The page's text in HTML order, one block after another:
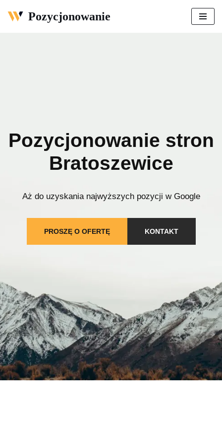
Pozycjonowanie
Pozycjonowanie stron
Bratoszewice
Aż do uzyskania najwyższych pozycji w Google
PROSZĘ O OFERTĘ KONTAKT